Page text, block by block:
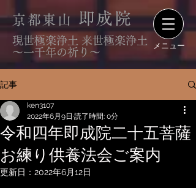
京都東山即成院
現世極楽浄土 来世極楽浄土
〜一千年の祈り〜
メニュー
記事
令和四年即成院二十五菩薩
お練り供養法会ご案内
ken3107
2022年6月9日 読了時間: 0分
更新日： 2022年6月12日